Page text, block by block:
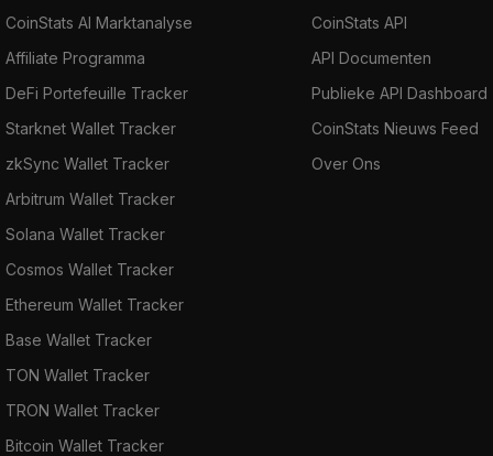
CoinStats AI Marktanalyse
Affiliate Programma
DeFi Portefeuille Tracker
Starknet Wallet Tracker
zkSync Wallet Tracker
Arbitrum Wallet Tracker
Solana Wallet Tracker
Cosmos Wallet Tracker
Ethereum Wallet Tracker
Base Wallet Tracker
TON Wallet Tracker
TRON Wallet Tracker
Bitcoin Wallet Tracker
CoinStats API
API Documenten
Publieke API Dashboard
CoinStats Nieuws Feed
Over Ons